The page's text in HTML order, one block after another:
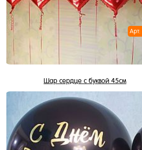
Шар сердце с буквой 45см
/ шт
В корзину